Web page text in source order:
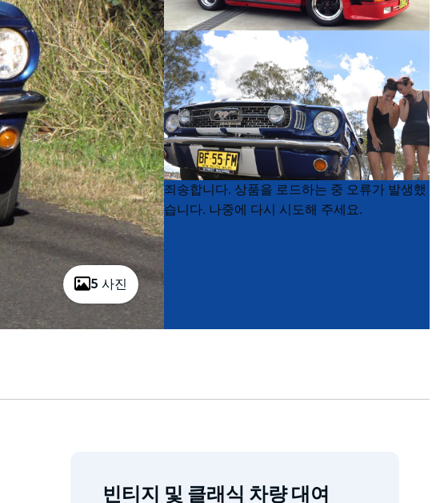
5 사진
Product
List
Product
List
죄송합니다. 상품을 로드하는 중 오류가 발생했
습니다. 나중에 다시 시도해 주세요.
빈티지 및 클래식 차량 대여